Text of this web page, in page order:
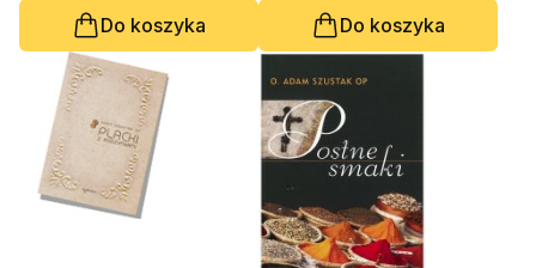
Do koszyka
Do koszyka